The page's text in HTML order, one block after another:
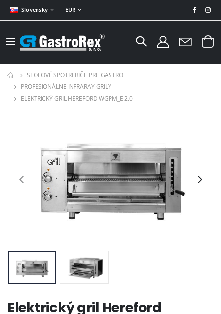
Slovensky EUR
STOLOVÉ SPOTREBIČE PRE GASTRO
PROFESIONÁLNE INFRARAY GRILY
ELEKTRICKÝ GRIL HEREFORD WGPM_E 2.0
Elektrický gril Hereford